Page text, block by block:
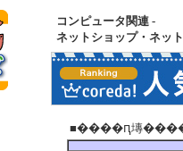
コンピュータ関連 -
ネットショップ・ネッ
■����ԥ塼����Ϣ